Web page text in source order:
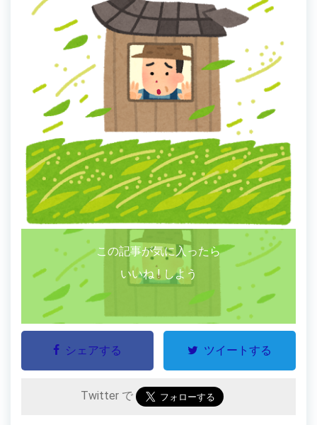
この記事が気に入ったら
いいね ! しよう
シェアする ツイートする
Twitter で